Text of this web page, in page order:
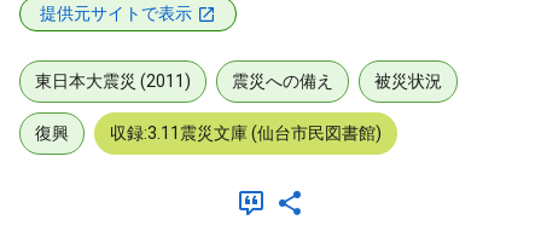
提供元サイトで表示
東日本大震災 (2011) 震災への備え 被災状況
復興 収録:3.11震災文庫 (仙台市民図書館)